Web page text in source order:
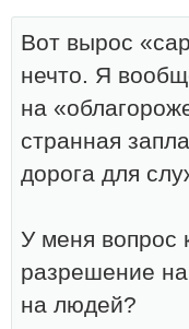
Вот вырос
нечто. Я
на
странная
дорога для
У меня вопрос
разрешение
на людей?